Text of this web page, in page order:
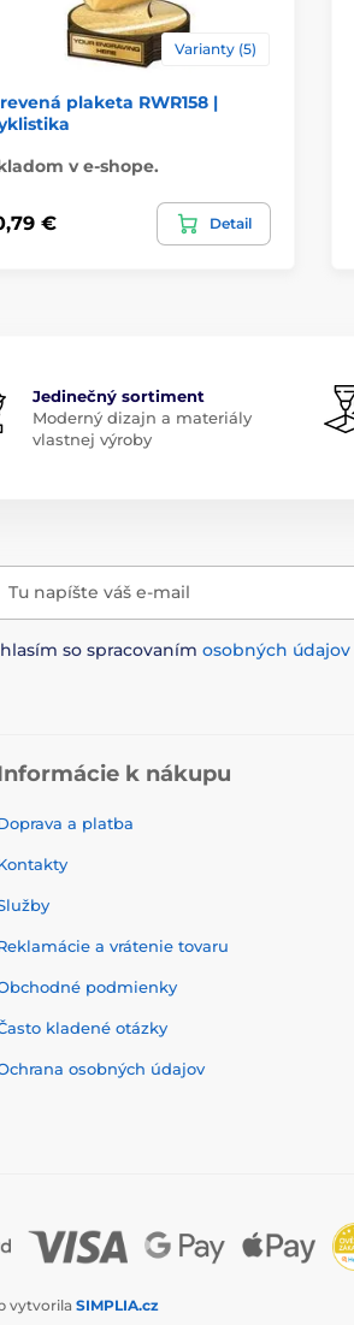
Varianty (5)
plaketa RWR158 |
v e-shope.
€ Detail
Jedinečný sortiment
Moderný dizajn a materiály
vlastnej výroby
Tu napíšte váš e-mail
so spracovaním osobných údajov
k nákupu
a platba
a vrátenie tovaru
podmienky
kladené otázky
osobných údajov
vytvorila SIMPLIA.cz